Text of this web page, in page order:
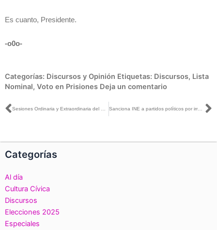
Es cuanto, Presidente.
-o0o-
Categorías: Discursos y Opinión Etiquetas: Discursos, Lista
Nominal, Voto en Prisiones Deja un comentario
Ant Sanciona INE a partidos políticos por irregularidades en materia de fiscalización
Categorías
Al día
Cultura Cívica
Discursos
Elecciones 2025
Especiales